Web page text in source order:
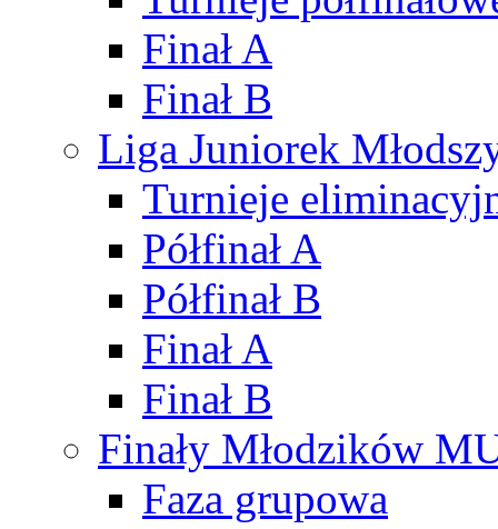
Finał A
Finał B
Liga Juniorek
Turnieje
Półfinał A
Półfinał B
Finał A
Finał B
Finały Młodzików
Faza grupowa